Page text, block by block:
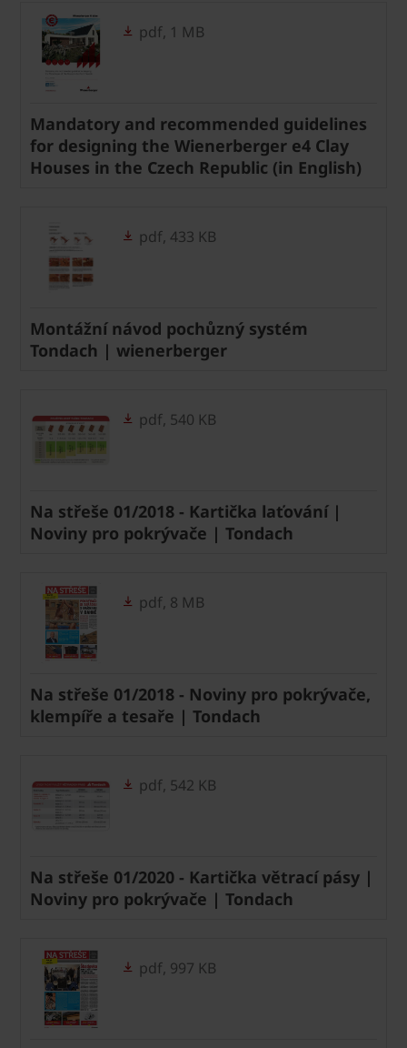
pdf, 1 MB
Mandatory and recommended guidelines
for designing the Wienerberger e4 Clay
Houses in the Czech Republic (in English)
pdf, 433 KB
Montážní návod pochůzný systém
Tondach | wienerberger
pdf, 540 KB
Na střeše 01/2018 - Kartička laťování |
Noviny pro pokrývače | Tondach
pdf, 8 MB
Na střeše 01/2018 - Noviny pro pokrývače,
klempíře a tesaře | Tondach
pdf, 542 KB
Na střeše 01/2020 - Kartička větrací pásy |
Noviny pro pokrývače | Tondach
pdf, 997 KB